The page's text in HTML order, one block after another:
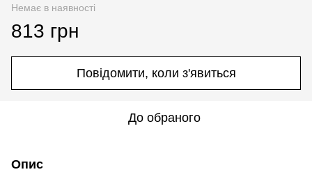
Немає в наявності
813 грн
Повідомити, коли з'явиться
До обраного
Опис